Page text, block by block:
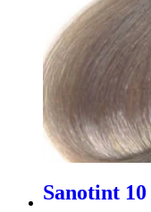
Sanotint